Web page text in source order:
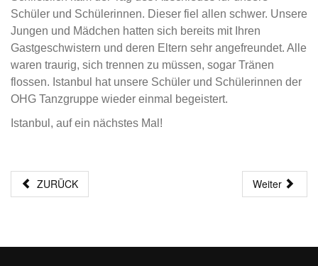
Schüler und Schülerinnen. Dieser fiel allen schwer. Unsere
Jungen und Mädchen hatten sich bereits mit Ihren
Gastgeschwistern und deren Eltern sehr angefreundet. Alle
waren traurig, sich trennen zu müssen, sogar Tränen
flossen. Istanbul hat unsere Schüler und Schülerinnen der
OHG Tanzgruppe wieder einmal begeistert.
Istanbul, auf ein nächstes Mal!
ZURÜCK Weiter